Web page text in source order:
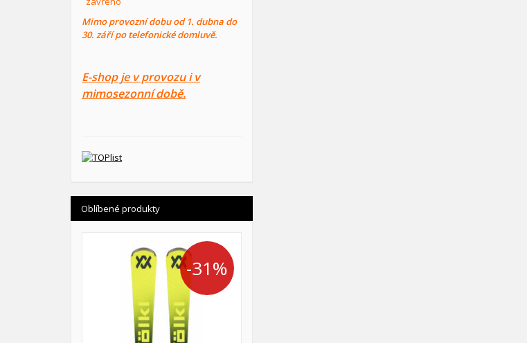
Mimo provozní dobu od 1. dubna do
30. září po telefonické domluvě.
E-shop je v provozu i v
mimosezonní době.
Oblíbené produkty
-31%